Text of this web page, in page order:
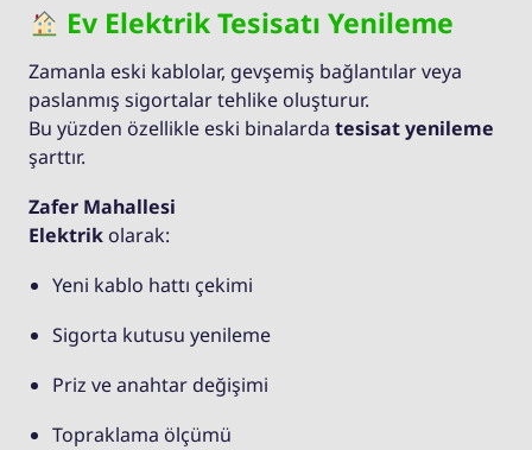
Ev Elektrik Tesisatı Yenileme
Zamanla eski kablolar, gevşemiş bağlantılar veya
paslanmış sigortalar tehlike oluşturur.
Bu yüzden özellikle eski binalarda tesisat yenileme
şarttır.
Zafer Mahallesi
Elektrik olarak:
Yeni kablo hattı çekimi
Sigorta kutusu yenileme
Priz ve anahtar değişimi
Topraklama ölçümü